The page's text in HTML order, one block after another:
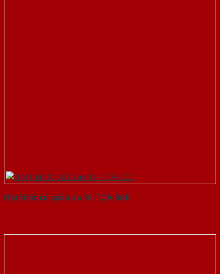
Nội thất tủ quần áo 18-TQA-SGD